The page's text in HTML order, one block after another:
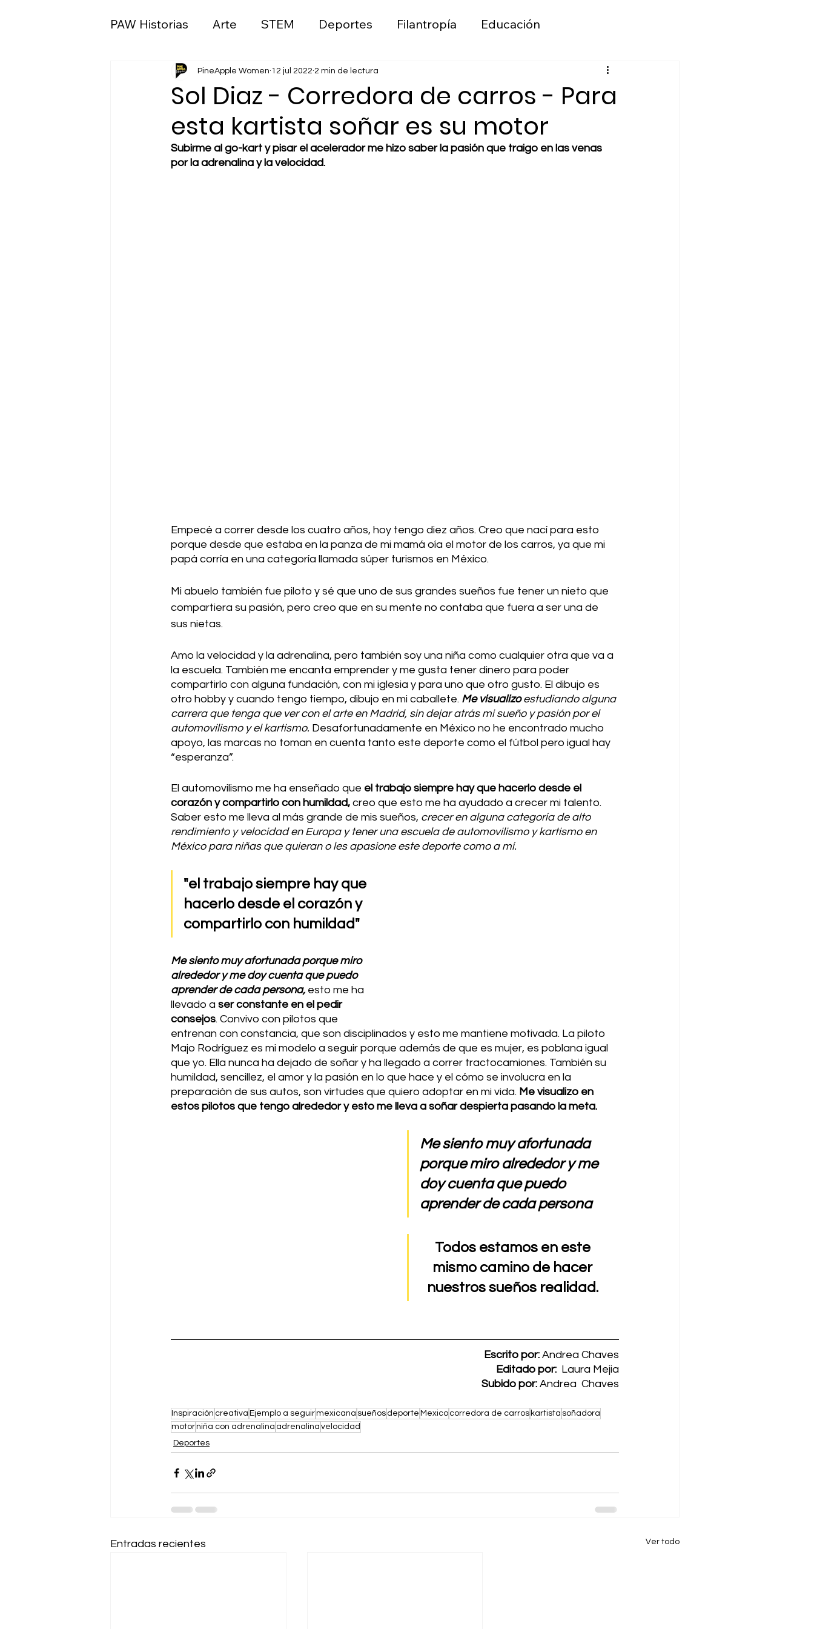
PAW Historias Arte STEM Deportes Filantropía Educación
Ciencias sociales y política Liderazgo Economía
Medios de comunicación Moda Sostenibilidad Ambiental
Sol Diaz - Corredora de carros - Para
esta kartista soñar es su motor
PineApple Women 12 jul 2022 2 min de lectura
Subirme al go-kart y pisar el acelerador me hizo saber la pasión que traigo en las venas
por la adrenalina y la velocidad.
Empecé a correr desde los cuatro años, hoy tengo diez años. Creo que nací para esto
porque desde que estaba en la panza de mi mamá oía el motor de los carros, ya que mi
papá corría en una categoría llamada súper turismos en México.
Mi abuelo también fue piloto y sé que uno de sus grandes sueños fue tener un nieto que
compartiera su pasión, pero creo que en su mente no contaba que fuera a ser una de
sus nietas.
Amo la velocidad y la adrenalina, pero también soy una niña como cualquier otra que va a
la escuela. También me encanta emprender y me gusta tener dinero para poder
compartirlo con alguna fundación, con mi iglesia y para uno que otro gusto. El dibujo es
otro hobby y cuando tengo tiempo, dibujo en mi caballete. Me visualizo estudiando alguna
carrera que tenga que ver con el arte en Madrid, sin dejar atrás mi sueño y pasión por el
automovilismo y el kartismo. Desafortunadamente en México no he encontrado mucho
apoyo, las marcas no toman en cuenta tanto este deporte como el fútbol pero igual hay
“esperanza”.
El automovilismo me ha enseñado que el trabajo siempre hay que hacerlo desde el
corazón y compartirlo con humildad, creo que esto me ha ayudado a crecer mi talento.
Saber esto me lleva al más grande de mis sueños, crecer en alguna categoría de alto
rendimiento y velocidad en Europa y tener una escuela de automovilismo y kartismo en
México para niñas que quieran o les apasione este deporte como a mí.
"el trabajo siempre hay que
hacerlo desde el corazón y
compartirlo con humildad"
Me siento muy afortunada porque miro
alrededor y me doy cuenta que puedo
aprender de cada persona, esto me ha
llevado a ser constante en el pedir
consejos. Convivo con pilotos que
entrenan con constancia, que son disciplinados y esto me mantiene motivada. La piloto
Majo Rodríguez es mi modelo a seguir porque además de que es mujer, es poblana igual
que yo. Ella nunca ha dejado de soñar y ha llegado a correr tractocamiones. También su
humildad, sencillez, el amor y la pasión en lo que hace y el cómo se involucra en la
preparación de sus autos, son virtudes que quiero adoptar en mi vida. Me visualizo en
estos pilotos que tengo alrededor y esto me lleva a soñar despierta pasando la meta.
Me siento muy afortunada
porque miro alrededor y me
doy cuenta que puedo
aprender de cada persona
Todos estamos en este
mismo camino de hacer
nuestros sueños realidad.
Escrito por: Andrea Chaves
Editado por: Laura Mejia
Subido por: Andrea  Chaves
Inspiración creativa Ejemplo a seguirmexicana sueños deporte Mexico corredora de carros kartista soñadora
motorniña con adrenalina adrenalina velocidad
Deportes
Entradas recientes Ver todo